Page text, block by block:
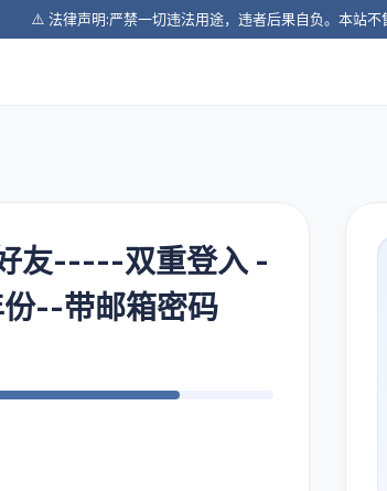
⚠️ 法律声明:严禁一切违法用途，违者后果自负。本站不
友-----双重登入 -
--带邮箱密码